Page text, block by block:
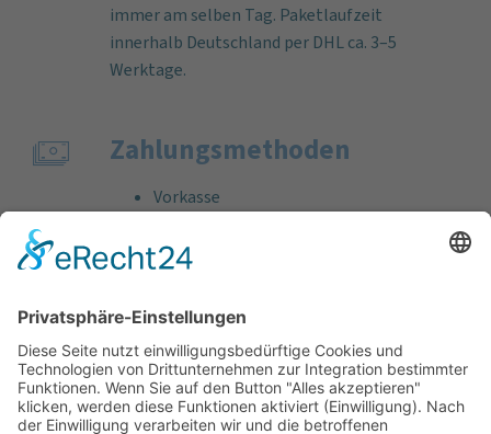
immer am selben Tag. Paketlaufzeit
innerhalb Deutschland per DHL ca. 3–5
Werktage.
Zahlungs­methoden
Vorkasse
Bankeinzug
Kreditkarte (VISA & MasterCard)
Support
Kostenlose Beratung vor und nach dem
Kauf!